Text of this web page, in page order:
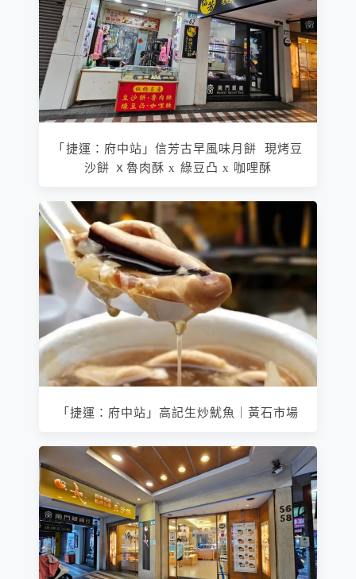
「捷運：府中站」信芳古早風味月餅 現烤豆
沙餅 ｘ魯肉酥 x 綠豆凸 x 咖哩酥
「捷運：府中站」高記生炒魷魚｜黃石市場